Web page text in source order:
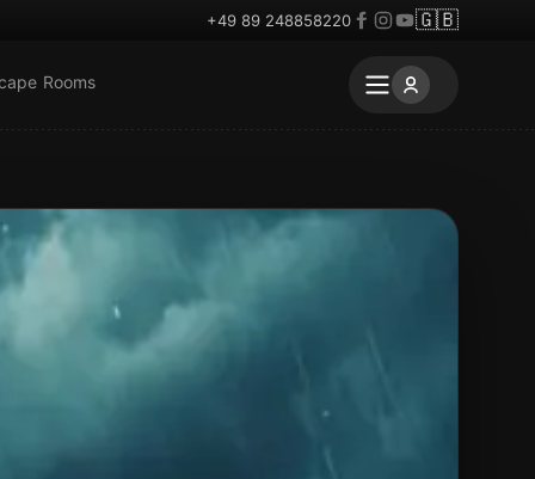
+49 89 248858220 🇬🇧
Rooms